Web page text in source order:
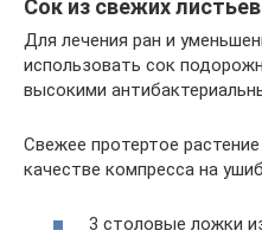
Сок из свежих листьев
Для лечения ран и
использовать сок
высокими
Свежее протертое
качестве компресса на
3 столовые ложки